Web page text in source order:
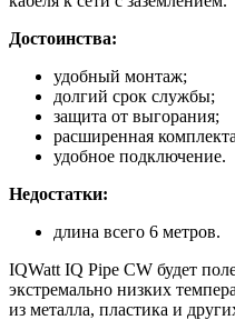
Достоинства:
удобный монтаж;
долгий срок службы;
защита от выгорания;
расширенная
удобное подключение.
Недостатки:
длина всего 6 метров.
IQWatt IQ Pipe CW будет
экстремально низких
из металла, пластика и